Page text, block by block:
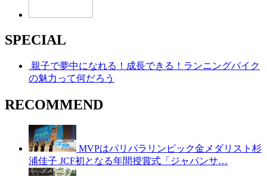
SPECIAL
親子で夢中になれる！成長できる！ランニングバイク
の魅力って何だろう
RECOMMEND
MVPはパリパラリンピック金メダリスト杉
浦佳子 JCF初となる年間授賞式「ジャパンサ…